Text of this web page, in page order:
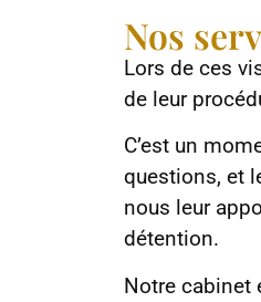
Nos
Lors de ces
de leur
C’est un
questions, et
nous leur
détention.
Notre cabinet